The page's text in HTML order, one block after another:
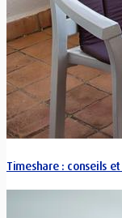
Timeshare : conseils